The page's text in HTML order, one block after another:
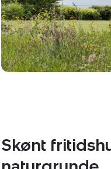
Skønt